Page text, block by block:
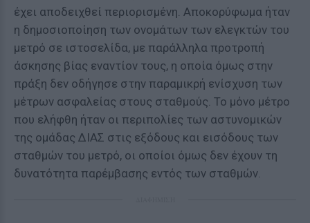
έχει αποδειχθεί περιορισμένη. Αποκορύφωμα ήταν
η δημοσιοποίηση των ονομάτων των ελεγκτών του
μετρό σε ιστοσελίδα, με παράλληλα προτροπή
άσκησης βίας εναντίον τους, η οποία όμως στην
πράξη δεν οδήγησε στην παραμικρή ενίσχυση των
μέτρων ασφαλείας στους σταθμούς. Το μόνο μέτρο
που ελήφθη ήταν οι περιπολίες των αστυνομικών
της ομάδας ΔΙΑΣ στις εξόδους και εισόδους των
σταθμών του μετρό, οι οποίοι όμως δεν έχουν τη
δυνατότητα παρέμβασης εντός των σταθμών.